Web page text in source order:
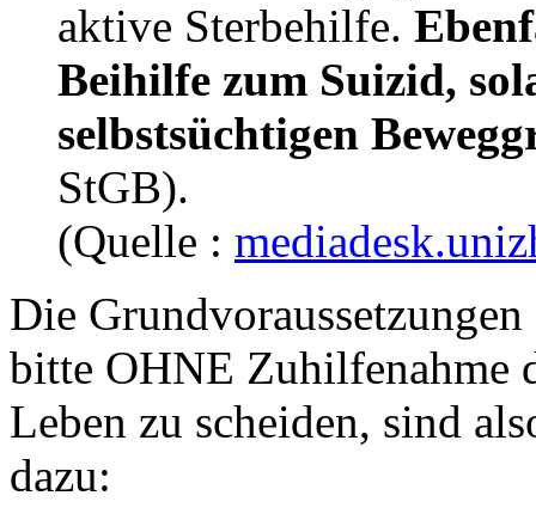
aktive Sterbehilfe.
Beihilfe zum Suizid,
selbstsüchtigen
StGB).
(Quelle :
Die
bitte OHNE Zuhilfenahme
Leben zu scheiden, sind
dazu: